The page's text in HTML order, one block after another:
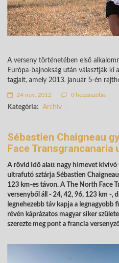
A verseny történetében első
Európa-bajnokság után választják ki
tagjait, amely 2013. január 5-én
24 nov. 2012 0 hozzászólás
Kategória: Archív
Sébastien Chaigneau
Face
A rövid idő alatt nagy hírnevet kivívó
ultrafutó sztárja Sébastien
123 km-es távon. A The North Face
versenyből áll - 24, 42, 96, 123 km -,
legnehezebb táv kapja a legnagyobb
révén káprázatos magyar siker
szerezte meg pont a francia